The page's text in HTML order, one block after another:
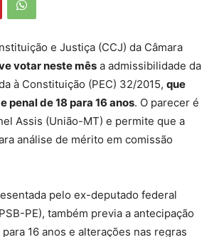
e Justiça (CCJ) da Câmara
votar neste mês a admissibilidade da
à Constituição (PEC) 32/2015, que
penal de 18 para 16 anos. O parecer é
Assis (União-MT) e permite que a
análise de mérito em comissão
pelo ex-deputado federal
PE), também previa a antecipação
16 anos e alterações nas regras